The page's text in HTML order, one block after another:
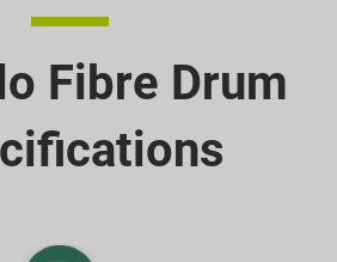
Fibre Drum